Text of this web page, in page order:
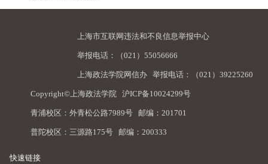
上海市互联网违法和不良信息举报中心
举报电话：（021）55056666
上海政法学院网信办 举报电话：（021）39225260
Copyright©上海政法学院 沪ICP备10024299号
青浦校区：外青松公路7989号 邮编：201701
普陀校区：三源路175号 邮编：200333
快速链接